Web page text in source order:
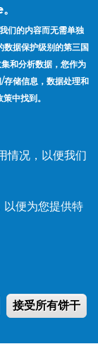
410,Livonia,
私政策.
们的内容而无需单独
数据保护级别的第三国
和分析数据，您作为
存储信息，数据处理和
中找到。
情况，以便我们
便为您提供特
接受所有饼干